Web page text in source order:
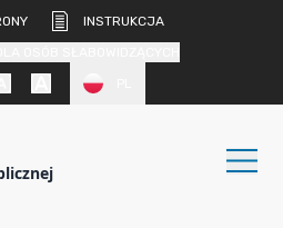
INSTRUKCJA